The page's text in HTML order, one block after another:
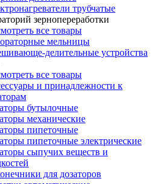
трубчатые
зернопереработки
все товары
мельницы
делительные устройства
все товары
и принадлежности к
бутылочные
механические
пипеточные
пипеточные электрические
сыпучих веществ и
для дозаторов